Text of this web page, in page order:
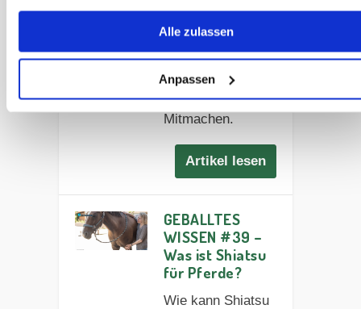
Alle zulassen
Anpassen
Tierkommunikatio
n mit Pferden
bedeutet – mit
Meditation zum
Mitmachen.
Artikel lesen
GEBALLTES
WISSEN #39 –
Was ist Shiatsu
für Pferde?
Wie kann Shiatsu